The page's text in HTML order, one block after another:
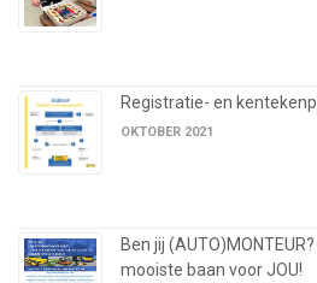
Registratie- en
OKTOBER 2021
Ben jij
mooiste baan voor JOU!